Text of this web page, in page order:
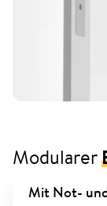
Modularer
Mit Not-